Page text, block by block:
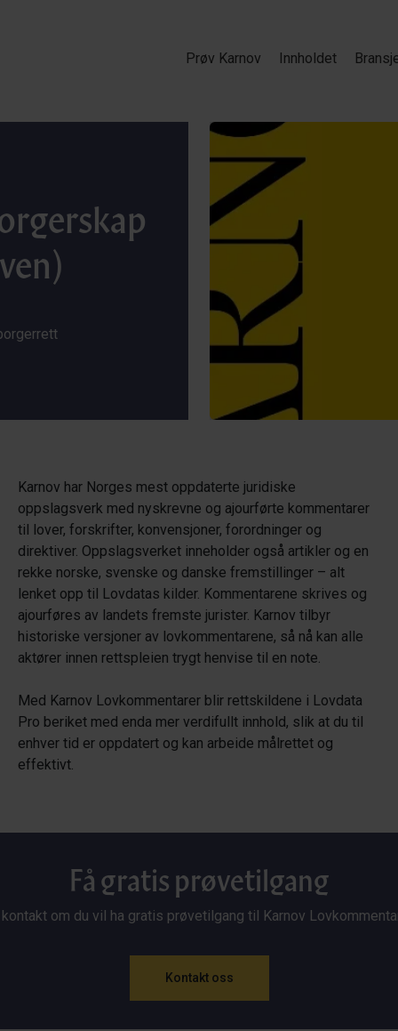
Prøv Karnov Innholdet
Karnov har Norges mest oppdaterte juridiske
oppslagsverk med nyskrevne og ajourførte kommentarer
til lover, forskrifter, konvensjoner, forordninger og
direktiver. Oppslagsverket inneholder også artikler og en
rekke norske, svenske og danske fremstillinger – alt
lenket opp til Lovdatas kilder. Kommentarene skrives og
ajourføres av landets fremste jurister. Karnov tilbyr
historiske versjoner av lovkommentarene, så nå kan alle
aktører innen rettspleien trygt henvise til en note.
Med Karnov Lovkommentarer blir rettskildene i Lovdata
Pro beriket med enda mer verdifullt innhold, slik at du til
enhver tid er oppdatert og kan arbeide målrettet og
effektivt.
Få gratis prøvetilgang
kontakt om du vil ha gratis prøvetilgang til Karnov
Kontakt oss